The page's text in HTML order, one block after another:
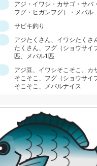
アジ・イワシ・カサゴ・サバ
フグ・ヒガンフグ）・メバル
サビキ釣り
アジたくさん、イワシたくさ
たくさん、フグ（ショウサイ
匹、メバル1匹
アジ豆、イワシそこそこ、カ
そこそこ、フグ（ショウサイ
そこそこ、メバルナイス